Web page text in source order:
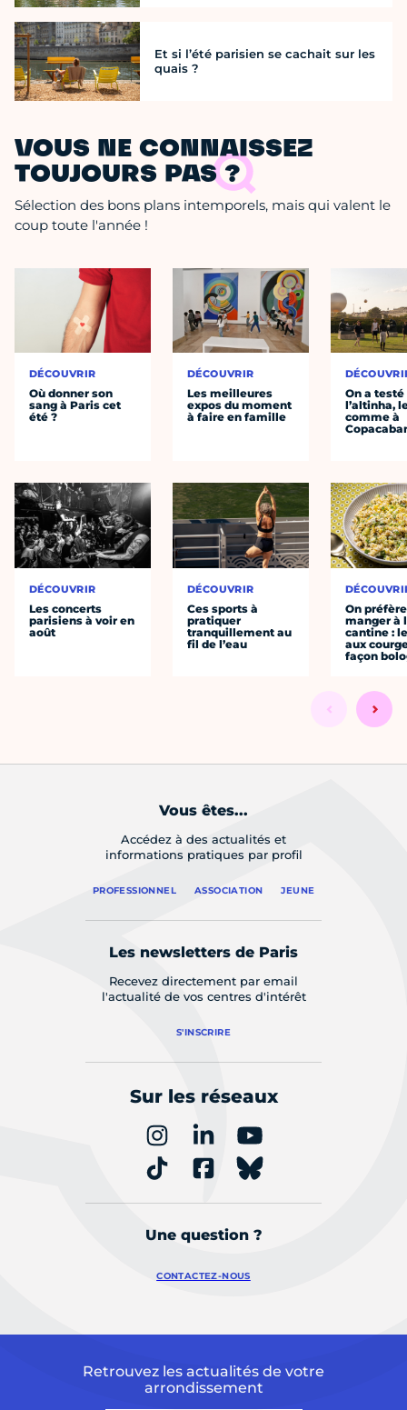
Et si l’été parisien se cachait sur les
quais ?
VOUS NE CONNAISSEZ
TOUJOURS PAS ?
Sélection des bons plans intemporels, mais qui valent le
coup toute l'année !
DÉCOUVRIR
Où donner son
sang à Paris cet
été ?
DÉCOUVRIR
Les concerts
parisiens à voir en
août
DÉCOUVRIR
Les meilleures
expos du moment
à faire en famille
DÉCOUVRIR
Ces sports à
pratiquer
tranquillement au
fil de l’eau
On a testé
l’altinha,
comme à
On préfère
manger à
cantine :
aux
façon
Vous êtes...
Accédez à des actualités et
informations pratiques par profil
PROFESSIONNEL ASSOCIATION JEUNE
Les newsletters de Paris
Recevez directement par email
l'actualité de vos centres d'intérêt
S'INSCRIRE
Sur les réseaux
Une question ?
CONTACTEZ-NOUS
Retrouvez les actualités de votre
arrondissement